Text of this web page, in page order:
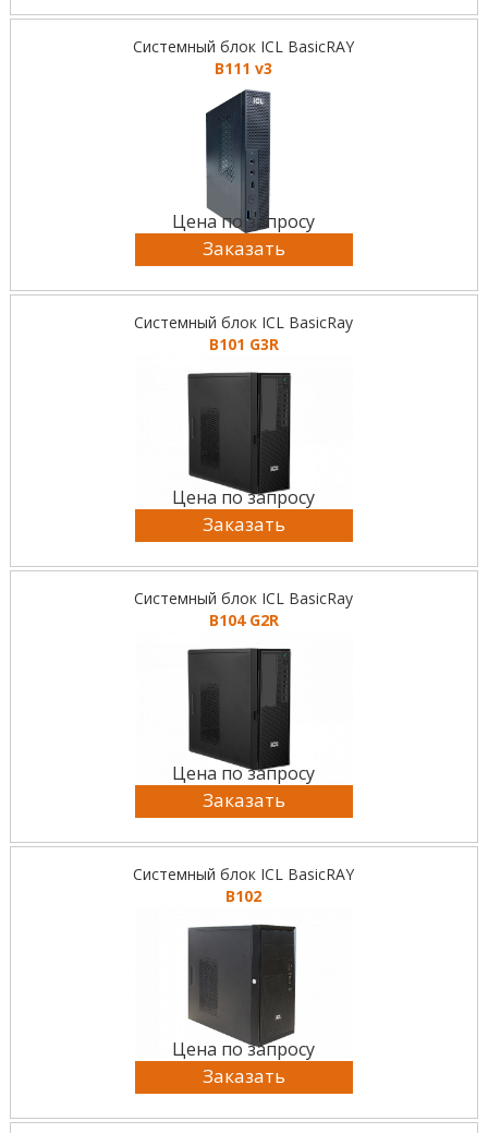
Системный блок ICL BasicRAY
B111 v3
Цена по запросу
Заказать
Системный блок ICL BasicRay
B101 G3R
Цена по запросу
Заказать
Системный блок ICL BasicRay
B104 G2R
Цена по запросу
Заказать
Системный блок ICL BasicRAY
B102
Цена по запросу
Заказать